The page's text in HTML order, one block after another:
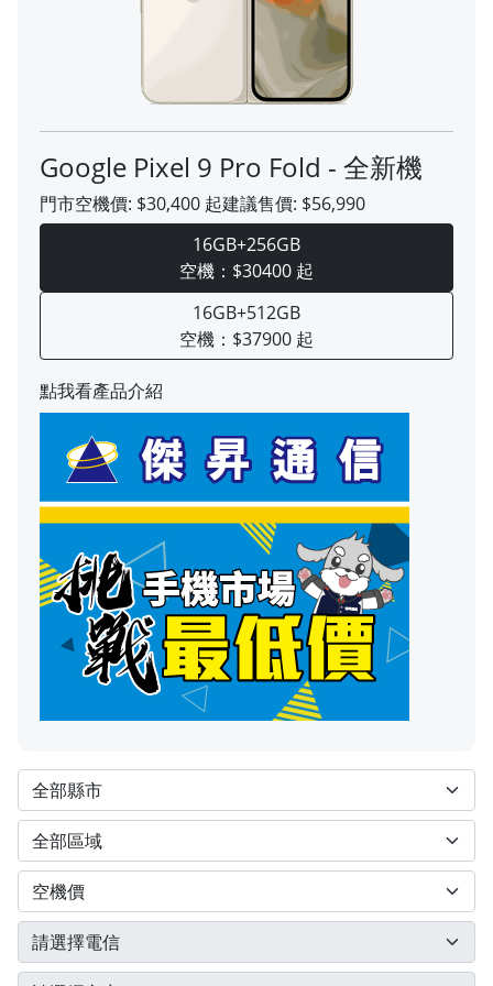
Google Pixel 9 Pro Fold - 全新機
門市空機價: $30,400 起建議售價: $56,990
16GB+256GB
空機：$30400 起
16GB+512GB
空機：$37900 起
點我看產品介紹